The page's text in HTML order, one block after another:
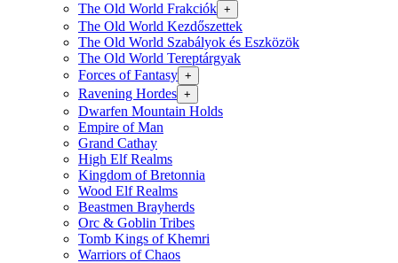
The Old World Frakciók +
The Old World Kezdőszettek
The Old World Szabályok és Eszközök
The Old World Tereptárgyak
Forces of Fantasy +
Ravening Hordes +
Dwarfen Mountain Holds
Empire of Man
Grand Cathay
High Elf Realms
Kingdom of Bretonnia
Wood Elf Realms
Beastmen Brayherds
Orc & Goblin Tribes
Tomb Kings of Khemri
Warriors of Chaos